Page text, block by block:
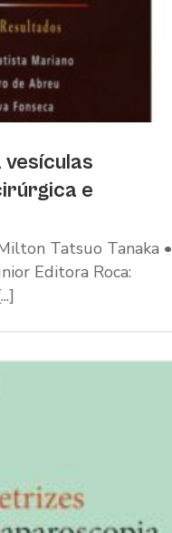
e
Tatsuo Tanaka •
Editora Roca: